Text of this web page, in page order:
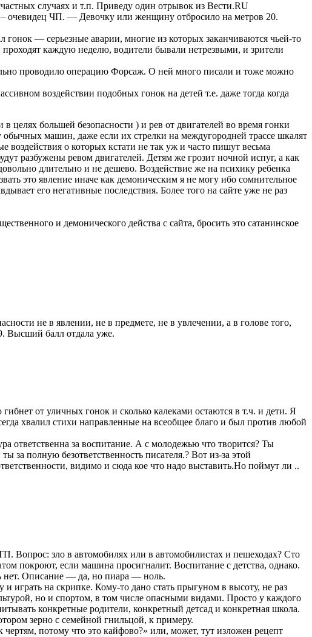
случаях и т.п. Приведу один отрывок из Вести.RU
очевидец ЧП. — Девочку или женщину отбросило на метров 20.
— серьезные аварии, многие из которых заканчиваются чьей-то
каждую неделю, водители бывали нетрезвыми, и зрители
проводило операцию Форсаж. О ней много писали и тоже можно
воздействии подобных гонок на детей т.е. даже тогда когда
целях большей безопасности ) и рев от двигателей во время гонки
машин, даже если их стрелки на междугородней трассе шкалят
воздействия о которых кстати не так уж и часто пишут весьма
разбужены ревом двигателей. Детям же грозит ночной испуг, а как
длительно и не дешево. Воздействие же на психику ребенка
это явление иначе как демоническим я не могу ибо сомнительное
его негативные последствия. Более того на сайте уже не раз
и демонического действа с сайта, бросить это сатанинское
не в явлении, не в предмете, не в увлечении, а в голове того,
Высший балл отдала уже.
от уличных гонок и сколько калеками остаются в т.ч. и дети. Я
хвалил стихи направленные на всеобщее благо и был против любой
ответственна за воспитание. А с молодежью что творится? Ты
за полную безответственность писателя.? Вот из-за этой
видимо и сюда кое что надо выставить.Но поймут ли ..
Вопрос: зло в автомобилях или в автомобилистах и пешеходах? Сто
покроют, если машина просигналит. Воспитание с детства, однако.
нет. Описание — да, но пиара — ноль.
играть на скрипке. Кому-то дано стать прыгуном в высоту, не раз
но и спортом, в том числе опасными видами. Просто у каждого
конкретные родители, конкретный детсад и конкретная школа.
зерно с семейной гнильцой, к примеру.
чертям, потому что это кайфово?» или, может, тут изложен рецепт